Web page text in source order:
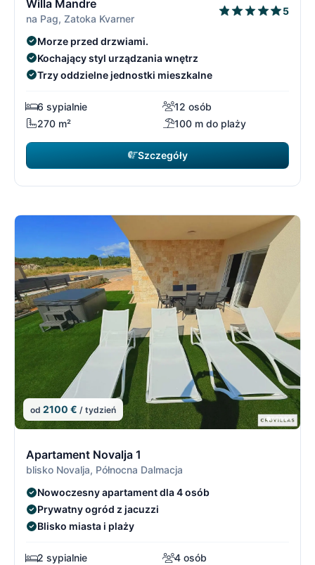
Willa Mandre
na Pag, Zatoka Kvarner
5
Morze przed drzwiami.
Kochający styl urządzania wnętrz
Trzy oddzielne jednostki mieszkalne
6 sypialnie
12 osób
270 m²
100 m do plaży
Szczegóły
od 2100 € / tydzień
Apartament Novalja 1
blisko Novalja, Północna Dalmacja
Nowoczesny apartament dla 4 osób
Prywatny ogród z jacuzzi
Blisko miasta i plaży
2 sypialnie
4 osób